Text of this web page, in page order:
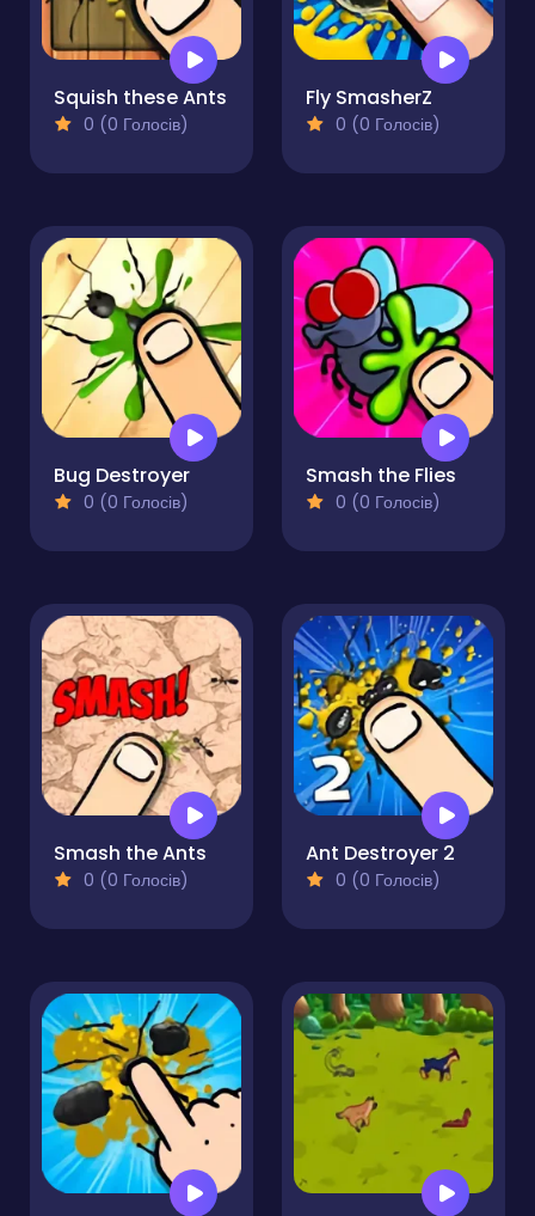
Squish these Ants
0 (0 Голосів)
Fly SmasherZ
0 (0 Голосів)
Bug Destroyer
0 (0 Голосів)
Smash the Flies
0 (0 Голосів)
Smash the Ants
0 (0 Голосів)
Ant Destroyer 2
0 (0 Голосів)